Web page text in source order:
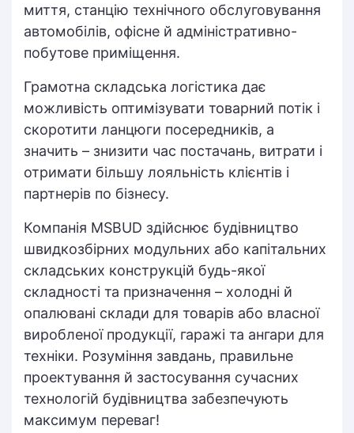
миття, станцію технічного обслуговування
автомобілів, офісне й адміністративно-
побутове приміщення.
Грамотна складська логістика дає
можливість оптимізувати товарний потік і
скоротити ланцюги посередників, а
значить – знизити час постачань, витрати і
отримати більшу лояльність клієнтів і
партнерів по бізнесу.
Компанія MSBUD здійснює будівництво
швидкозбірних модульних або капітальних
складських конструкцій будь-якої
складності та призначення – холодні й
опалювані склади для товарів або власної
виробленої продукції, гаражі та ангари для
техніки. Розуміння завдань, правильне
проектування й застосування сучасних
технологій будівництва забезпечують
максимум переваг!